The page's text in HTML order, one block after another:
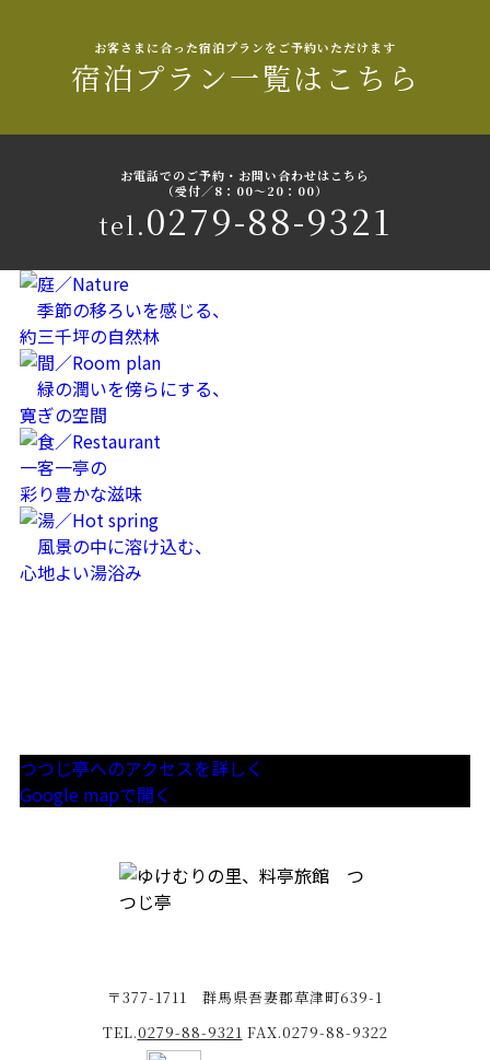
お客さまに合った宿泊プランをご予約いただけます
宿泊プラン一覧はこちら
お電話でのご予約・お問い合わせはこちら
（受付／8：00〜20：00）
tel.0279-88-9321
季節の移ろいを感じる、
約三千坪の自然林
緑の潤いを傍らにする、
寛ぎの空間
一客一亭の
彩り豊かな滋味
風景の中に溶け込む、
心地よい湯浴み
つつじ亭へのアクセスを詳しく
Google mapで開く
〒377-1711 群馬県吾妻郡草津町639-1
TEL.0279-88-9321 FAX.0279-88-9322